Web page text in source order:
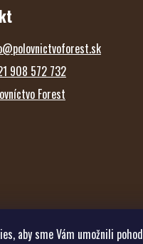
aby sme Vám umožnili
@polovnictvoforest.sk
908 572 732
Forest